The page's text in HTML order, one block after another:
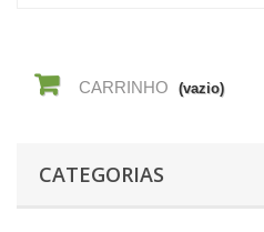
CARRINHO (vazio)
CATEGORIAS